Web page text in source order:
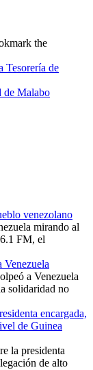
the
Tesorería de
de Malabo
venezolano
mirando al
FM, el
Venezuela
a Venezuela
solidaridad no
encargada,
de Guinea
la presidenta
de alto